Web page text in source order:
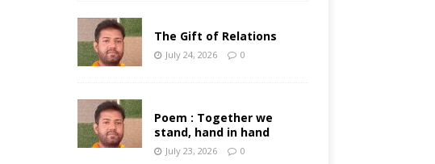
The Gift of Relations
July 24, 2026 0
Poem : Together we
stand, hand in hand
July 23, 2026 0